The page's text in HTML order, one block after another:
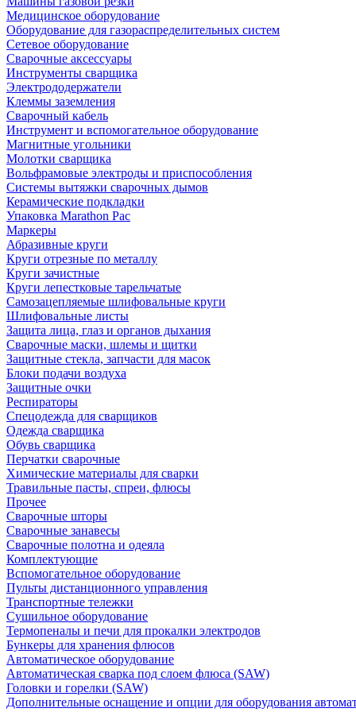
Медицинское оборудование
Оборудование для газораспределительных систем
Сетевое оборудование
Сварочные аксессуары
Инструменты сварщика
Электрододержатели
Клеммы заземления
Сварочный кабель
Инструмент и вспомогательное оборудование
Магнитные угольники
Молотки сварщика
Вольфрамовые электроды и приспособления
Системы вытяжки сварочных дымов
Керамические подкладки
Упаковка Marathon Pac
Маркеры
Абразивные круги
Круги отрезные по металлу
Круги зачистные
Круги лепестковые тарельчатые
Самозацепляемые шлифовальные круги
Шлифовальные листы
Защита лица, глаз и органов дыхания
Сварочные маски, шлемы и щитки
Защитные стекла, запчасти для масок
Блоки подачи воздуха
Защитные очки
Респираторы
Спецодежда для сварщиков
Одежда сварщика
Обувь сварщика
Перчатки сварочные
Химические материалы для сварки
Травильные пасты, спреи, флюсы
Прочее
Сварочные шторы
Сварочные занавесы
Сварочные полотна и одеяла
Комплектующие
Вспомогательное оборудование
Пульты дистанционного управления
Транспортные тележки
Сушильное оборудование
Термопеналы и печи для прокалки электродов
Бункеры для хранения флюсов
Автоматическое оборудование
Автоматическая сварка под слоем флюса (SAW)
Головки и горелки (SAW)
Дополнительные оснащение и опции для оборудования